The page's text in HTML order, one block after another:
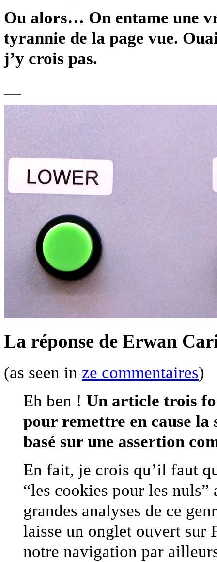
Ou alors… On entame une
tyrannie de la page vue.
j’y crois pas.
La réponse de Erwan
(as seen in ze commentaires)
Eh ben ! Un article trois
pour remettre en cause la
basé sur une assertion
En fait, je crois qu’il faut
“les cookies pour les nuls”
grandes analyses de ce
laisse un onglet ouvert sur
notre navigation par